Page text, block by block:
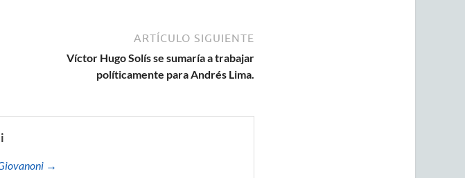
ARTÍCULO SIGUIENTE
Víctor Hugo Solís se sumaría a trabajar
políticamente para Andrés Lima.
→